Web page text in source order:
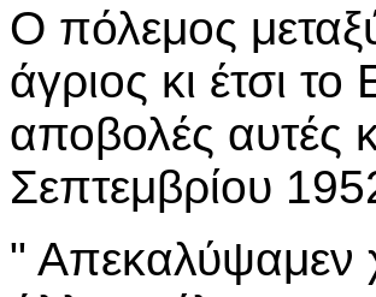
Ο πόλεμος
άγριος κι έτσι
αποβολές αυτές
Σεπτεμβρίου
" Απεκαλύψαμεν